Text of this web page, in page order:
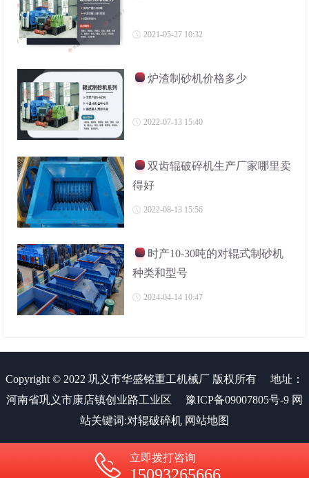
2021-05-27 10:32
炉渣制砂机价格多少
2022-07-13 15:40
双齿辊破碎机生产厂家哪里卖
得好
2022-08-13 15:56
时产10-30吨的对辊式制砂机
种类和型号
2024-04-14 10:47
Copyright © 2022 巩义市华盛铭重工机械厂 版权所有
地址：
河南省巩义市康店镇创业路工业区
豫ICP备09007805号-9 网
站关键词:对辊破碎机 网站地图
立即拨打咨询